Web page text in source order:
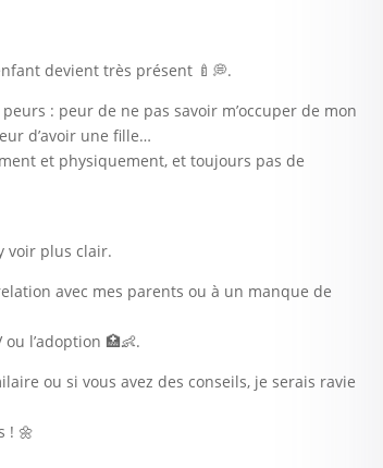
devient très présent 🍼💭.
: peur de ne pas savoir m’occuper de mon
d’avoir une fille…
et physiquement, et toujours pas de
voir plus clair.
avec mes parents ou à un manque de
ou l’adoption 🏥👶.
ou si vous avez des conseils, je serais ravie
! 🌼